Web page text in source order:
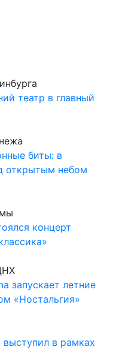
театр в главный
биты: в
открытым небом
концерт
запускает летние
«Ностальгия»
выступил в рамках